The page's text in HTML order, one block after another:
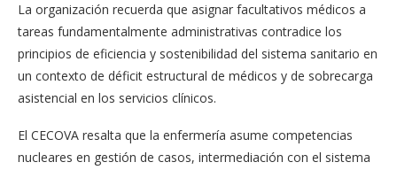
La organización recuerda que asignar facultativos médicos a
tareas fundamentalmente administrativas contradice los
principios de eficiencia y sostenibilidad del sistema sanitario en
un contexto de déficit estructural de médicos y de sobrecarga
asistencial en los servicios clínicos.
El CECOVA resalta que la enfermería asume competencias
nucleares en gestión de casos, intermediación con el sistema